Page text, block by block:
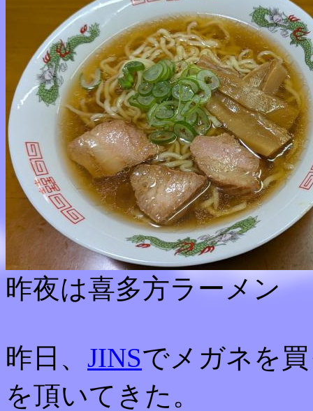
昨夜は喜多方ラーメン
昨日、 JINSでメガネを
を頂いてきた。